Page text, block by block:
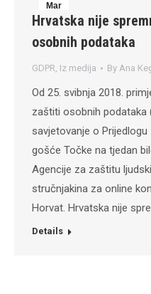
Mar
4
2018
Hrvatska nije
osobnih podataka
GDPR, Iz medija By Ana
Od 25. svibnja 2018.
zaštiti osobnih podataka
savjetovanje o
gošće Točke na tjedan
Agencije za zaštitu
stručnjakina za online
Horvat. Hrvatska nije
Details